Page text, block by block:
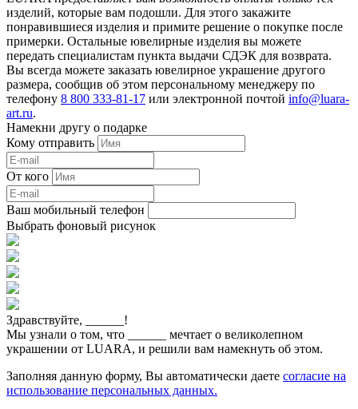
изделий, которые вам подошли. Для этого закажите
понравившиеся изделия и примите решение о покупке после
примерки. Остальные ювелирные изделия вы можете
передать специалистам пункта выдачи СДЭК для возврата.
Вы всегда можете заказать ювелирное украшение другого
размера, сообщив об этом персональному менеджеру по
телефону 8 800 333-81-17 или электронной почтой info@luara-
art.ru.
Намекни другу о подарке
Кому отправить
От кого
Ваш мобильный телефон
Выбрать фоновый рисунок
Здравствуйте,
!
Мы узнали о том, что
мечтает о великолепном
украшении от LUARA, и решили вам намекнуть об этом.
Заполняя данную форму, Вы автоматически даете согласие на
использование персональных данных.